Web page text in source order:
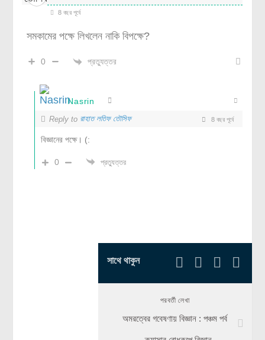
8 বছর পূর্বে
সমকামের পক্ষে লিখলেন নাকি বিপক্ষে?
0 প্রত্যুত্তর
Nasrin
Reply to রাহাত লতিফ তৌসিফ 8 বছর পূর্বে
বিজ্ঞানের পক্ষে। (:
0 প্রত্যুত্তর
সাথে থাকুন
পরবর্তী লেখা
অমরত্বের গবেষণায় বিজ্ঞান : পঞ্চম পর্ব